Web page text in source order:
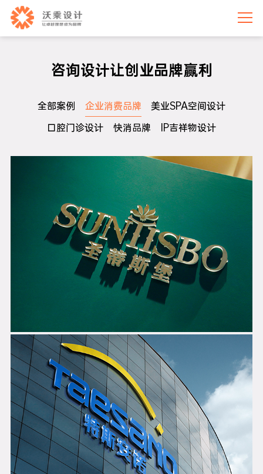
咨询设计让创业品牌赢利
全部案例 企业消费品牌 美业SPA空间设计
口腔门诊设计 快消品牌 IP吉祥物设计